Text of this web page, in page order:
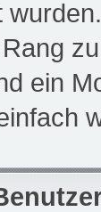
ein